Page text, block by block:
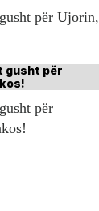
për Ujorin,
për